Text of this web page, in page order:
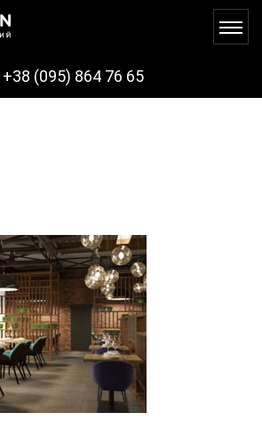
+38 (095) 864 76 65